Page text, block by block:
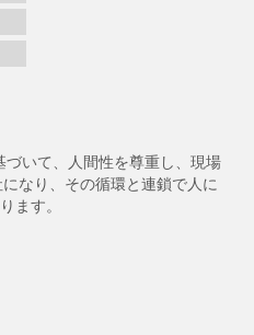
いて、人間性を尊重し、現場
なり、その循環と連鎖で人に
ます。